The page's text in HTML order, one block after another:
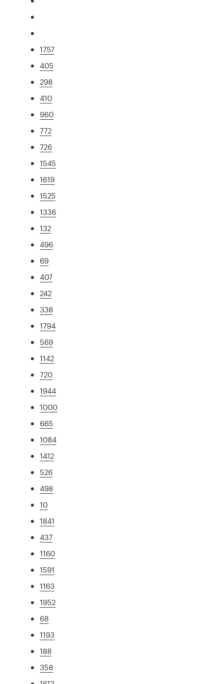
1757
405
298
410
960
772
726
1545
1619
1525
1336
132
496
69
407
242
338
1794
569
1142
720
1944
1000
665
1084
1412
526
498
10
1841
437
1160
1591
1163
1952
68
1193
188
358